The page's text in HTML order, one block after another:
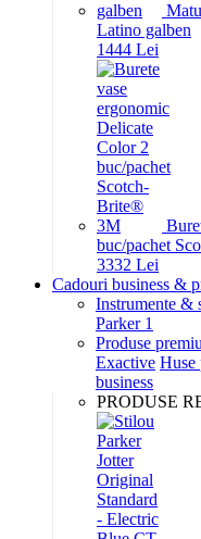
Latino galben
1444 Lei
buc/pachet
3332 Lei
Cadouri business &
Instrumente &
Parker 1
Produse
Exactive Huse
business
PRODUSE